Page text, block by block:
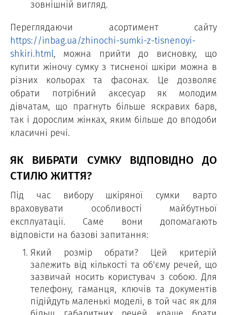
зовнішній вигляд.
Переглядаючи асортимент сайту
https://inbag.ua/zhinochi-sumki-z-tisnenoyi-
shkiri.html, можна прийти до висновку, що
купити жіночу сумку з тисненої шкіри можна в
різних кольорах та фасонах. Це дозволяє
обрати потрібний аксесуар як молодим
дівчатам, що прагнуть більше яскравих барв,
так і дорослим жінках, яким більше до вподоби
класичні речі.
ЯК ВИБРАТИ СУМКУ ВІДПОВІДНО ДО
СТИЛЮ ЖИТТЯ?
Під час вибору шкіряної сумки варто
враховувати особливості майбутньої
експлуатації. Саме вони допомагають
відповісти на базові запитання:
Який розмір обрати? Цей критерій
залежить від кількості та об'єму речей, що
зазвичай носить користувач з собою. Для
телефону, гаманця, ключів та документів
підійдуть маленькі моделі, в той час як для